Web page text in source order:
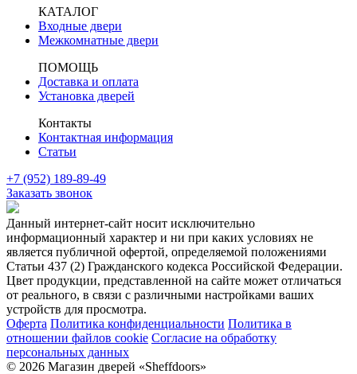
КАТАЛОГ
Входные двери
Межкомнатные двери
ПОМОЩЬ
Доставка и оплата
Установка дверей
Контакты
Контактная информация
Статьи
+7 (952) 189-89-49
Заказать звонок
Данный интернет-сайт носит исключительно
информационный характер и ни при каких условиях не
является публичной офертой, определяемой положениями
Статьи 437 (2) Гражданского кодекса Российской Федерации.
Цвет продукции, представленной на сайте может отличаться
от реального, в связи с различными настройками ваших
устройств для просмотра.
Оферта Политика конфиденциальности Политика в
отношении файлов cookie Согласие на обработку
персональных данных
© 2026 Магазин дверей «Sheffdoors»